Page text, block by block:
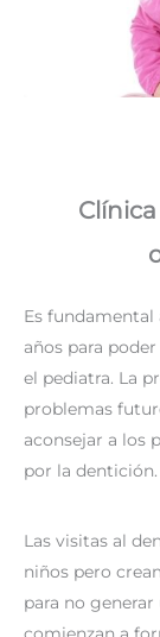
Es
años para
el pediatra. La
problemas
aconsejar a los
por la dentición.
Las visitas al
niños pero
para no generar